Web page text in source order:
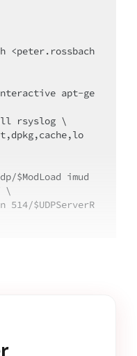
<peter.rossbach
apt-ge
$ModLoad imud
\